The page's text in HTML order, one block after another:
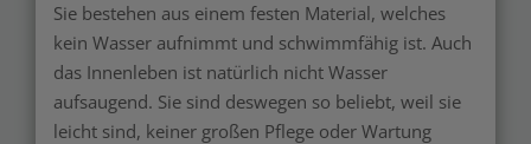
Sie bestehen aus einem festen Material, welches
kein Wasser aufnimmt und schwimmfähig ist. Auch
das Innenleben ist natürlich nicht Wasser
aufsaugend. Sie sind deswegen so beliebt, weil sie
leicht sind, keiner großen Pflege oder Wartung